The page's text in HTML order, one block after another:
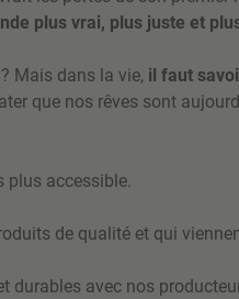
plus vrai, plus juste et
Mais dans la vie, il faut
que nos rêves sont
plus accessible.
de qualité et qui
durables avec nos